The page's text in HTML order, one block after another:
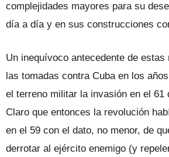
complejidades mayores para su
día a día y en sus construcciones
Un inequívoco antecedente de estas
las tomadas contra Cuba en los
el terreno militar la invasión en el 61
Claro que entonces la revolución
en el 59 con el dato, no menor, de
derrotar al ejército enemigo (y